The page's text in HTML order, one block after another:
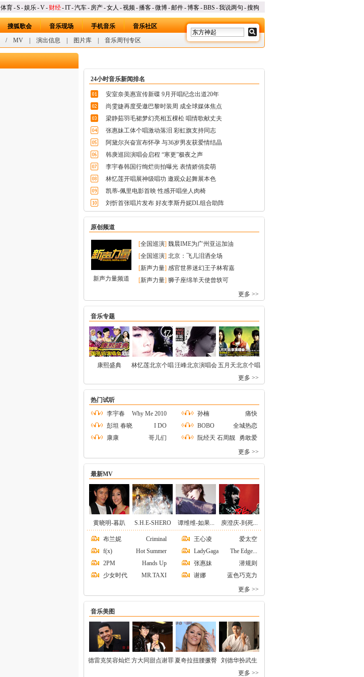
体育-S -娱乐-V- 财经-IT-汽车- 房产-女人 -视频-播客-微博-邮件-博客-BBS -我说两句 -搜狗
搜狐歌会 音乐现场 手机音乐
音乐社区
/ MV 演出信息 图片库 音乐周刊专区
24小时音乐新闻排名
安室奈美惠宣传新碟 9月开唱纪念出道20年
尚雯婕再度受邀巴黎时装周 成全球媒体焦点
梁静茹羽毛裙梦幻亮相五棵松 唱情歌献丈夫
张惠妹工体个唱激动落泪 彩虹旗支持同志
阿黛尔兴奋宣布怀孕 与36岁男友获爱情结晶
韩庚巡回演唱会启程 “寒更”极夜之声
李宇春韩国行绚烂街拍曝光 表情娇俏卖萌
林忆莲开唱展神级唱功 邀观众起舞展本色
凯蒂-佩里电影首映 性感开唱坐人肉椅
刘忻首张唱片发布 好友李斯丹妮DL组合助阵
原创频道
新声力量频道
[全国巡演] 魏晨IME为广州亚运加油
[全国巡演] 北京：飞儿泪洒全场
[新声力量] 感官世界迷幻王子林宥嘉
[新声力量] 狮子座绵羊天使曾轶可
更多 >>
音乐专题
康熙盛典 林忆莲北京个唱汪峰北京演唱会五月天北京个唱
更多 >>
热门试听
李宇春
Why Me 2010 孙楠
痛快
彭坦 春晓
I DO BOBO
全城热恋
康康
哥儿们 阮经天 石周靓
勇敢爱
更多 >>
最新MV
黄晓明-暮趴 S.H.E-SHERO 谭维维-如果... 庾澄庆-到死...
布兰妮 Criminal 王心凌
爱太空
f(x)
Hot Summer LadyGaga
The Edge...
2PM
Hands Up 张惠妹
潜规则
少女时代
MR.TAXI 谢娜
蓝色巧克力
更多 >>
音乐美图
德雷克笑容灿烂方大同甜点谢罪夏奇拉扭腰撅臀 刘德华扮武生
更多 >>